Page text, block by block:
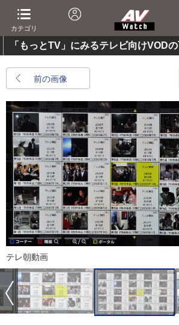
カテゴリ
「もっとTV」にみるテレビ向けVOD
前の画像
テレ朝動画